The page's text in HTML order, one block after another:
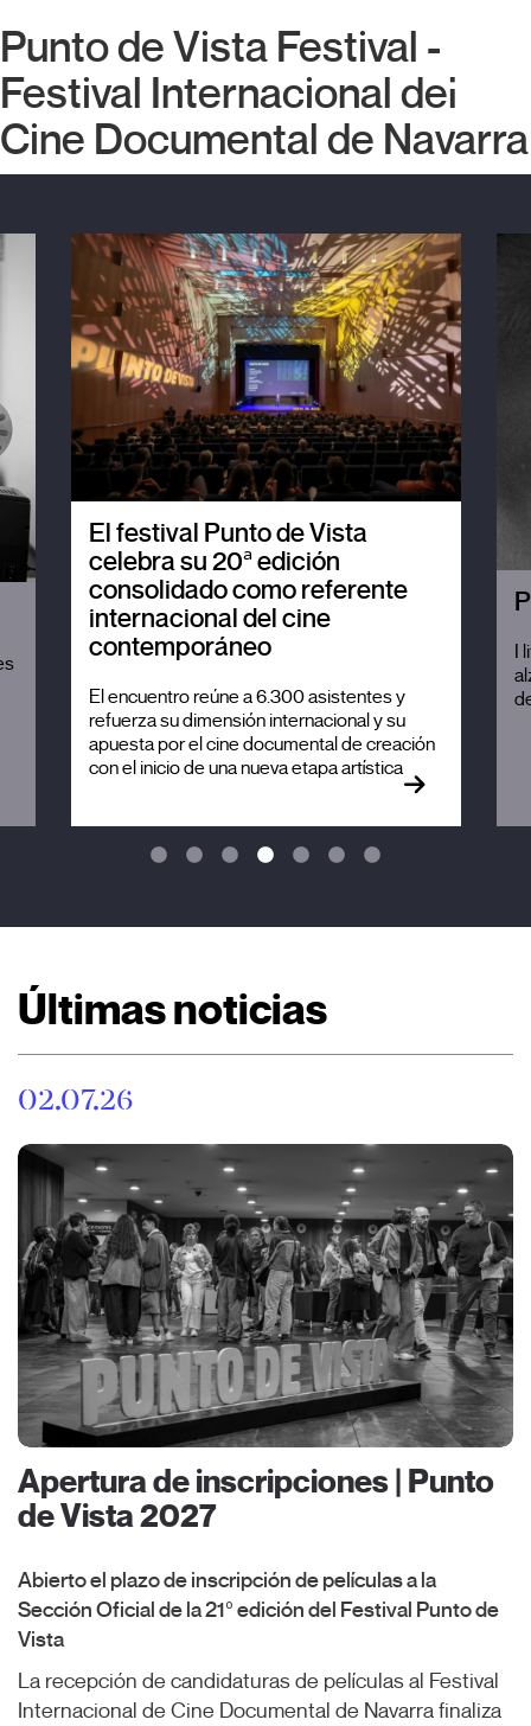
Punto de Vista Festival -
Festival Internacional del
Cine Documental de Navarra
El festival Punto de Vista
celebra su 20ª edición
consolidado como referente
internacional del cine
contemporáneo
El encuentro reúne a 6.300 asistentes y
refuerza su dimensión internacional y su
apuesta por el cine documental de creación
con el inicio de una nueva etapa artística
I
Últimas noticias
02.07.26
Apertura de inscripciones | Punto
de Vista 2027
Abierto el plazo de inscripción de películas a la
Sección Oficial de la 21º edición del Festival Punto de
Vista
La recepción de candidaturas de películas al Festival
Internacional de Cine Documental de Navarra finaliza